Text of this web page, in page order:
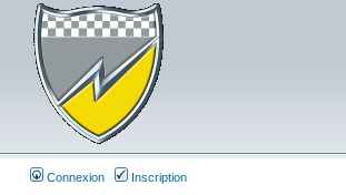
Connexion Inscription